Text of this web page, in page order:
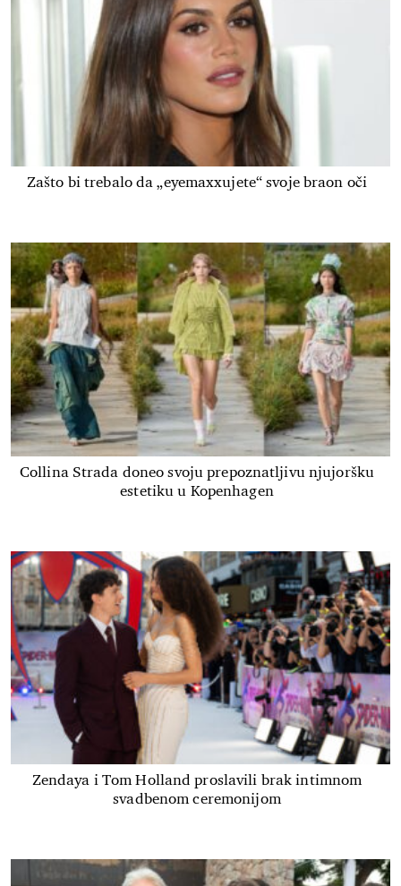
Zašto bi trebalo da „eyemaxxujete“ svoje braon oči
Collina Strada doneo svoju prepoznatljivu njujoršku
estetiku u Kopenhagen
Zendaya i Tom Holland proslavili brak intimnom
svadbenom ceremonijom